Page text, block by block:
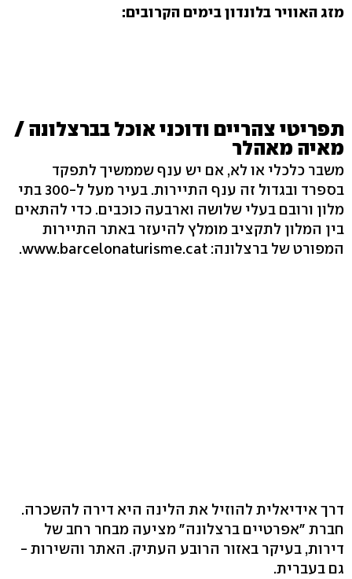
מזג האוויר בלונדון בימים הקרובים:
תפריטי צהריים ודוכני אוכל בברצלונה /
מאיה מאהלר
משבר כלכלי או לא, אם יש ענף שממשיך לתפקד
בספרד ובגדול זה ענף התיירות. בעיר מעל ל‭300-‬ בתי
מלון ורובם בעלי שלושה וארבעה כוכבים. כדי להתאים
בין המלון לתקציב מומלץ להיעזר באתר התיירות
המפורט של ברצלונה: ‭.www.barcelonaturisme.cat‬
דרך אידיאלית להוזיל את הלינה היא דירה להשכרה.
חברת "אפרטיים ברצלונה" מציעה מבחר רחב של
דירות, בעיקר באזור הרובע העתיק. האתר והשירות -
גם בעברית.